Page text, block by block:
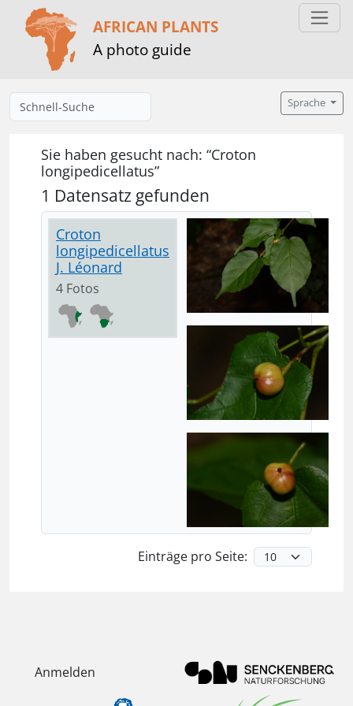
AFRICAN PLANTS
A photo guide
Sprache
Sie haben gesucht nach: “Croton
longipedicellatus”
1 Datensatz gefunden
Croton
longipedicellatus
J. Léonard
4 Fotos
Einträge pro Seite:
Anmelden